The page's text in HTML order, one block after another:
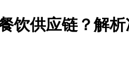
饮供应链？解